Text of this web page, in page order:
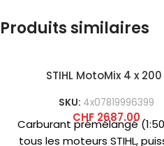
Produits similaires
STIHL MotoMix 4 x 200
SKU: 4x07819996399
CHF 2687.00
Carburant prémélangé
tous les moteurs STIHL,